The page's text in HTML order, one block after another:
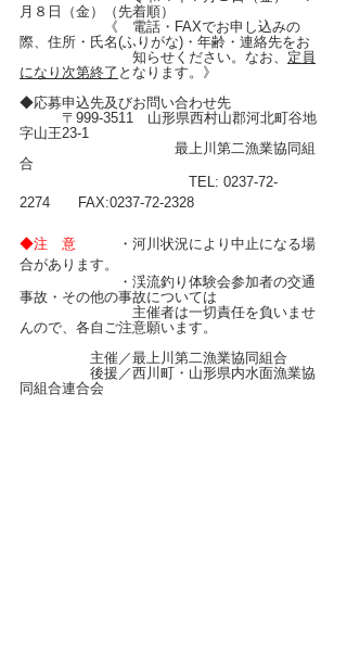
月８日（金）（先着順）
《　電話・FAXでお申し込みの
際、住所・氏名(ふりがな)・年齢・連絡先をお
知らせください。なお、 定員
になり次第終了 となります。》
◆応募申込先及びお問い合わせ先
〒999-3511　山形県西村山郡河北町谷地
字山王23-1
最上川第二漁業協同組
合
TEL: 0237-72-
2274　　FAX:0237-72-2328
◆注　意
・河川状況により中止になる場
合があります。
・渓流釣り体験会参加者の交通
事故・その他の事故については
主催者は一切責任を負いませ
んので、各自ご注意願います。
主催／最上川第二漁業協同組合
後援／西川町・山形県内水面漁業協
同組合連合会